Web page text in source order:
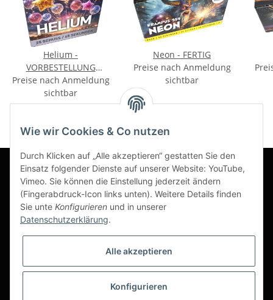
Helium -
VORBESTELLUNG
September
Preise nach Anmeldung
sichtbar
Neon - FERTIG
Preise nach Anmeldung
sichtbar
Informationen
Gesetzliche Informationen
Wie wir Cookies & Co nutzen
Durch Klicken auf „Alle akzeptieren“ gestatten Sie den
Einsatz folgender Dienste auf unserer Website: YouTube,
Vimeo. Sie können die Einstellung jederzeit ändern
(Fingerabdruck-Icon links unten). Weitere Details finden
Sie unte Konfigurieren und in unserer
Datenschutzerklärung.
Alle akzeptieren
Konfigurieren